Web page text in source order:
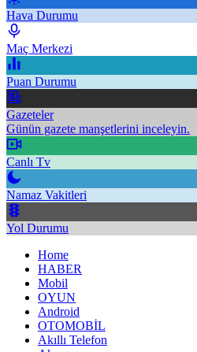
Hava Durumu
Maç Merkezi
Puan Durumu
Gazeteler
Günün gazete manşetlerini inceleyin.
Canlı Tv
Namaz Vakitleri
Yol Durumu
Home
HABER
Mobil
OYUN
Android
OTOMOBİL
Akıllı Telefon